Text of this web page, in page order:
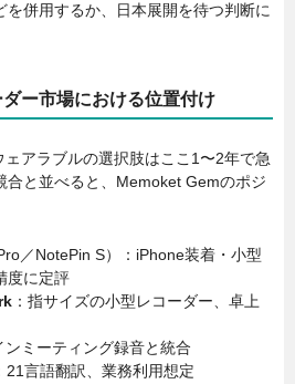
を併用するか、日本展開を待つ判断に
ー市場における位置付け
アラブルの選択肢はここ1〜2年で急
合と並べると、Memoket Gemのポジ
／NotePin S）：iPhone装着・小型
度に定評
：指サイズの小型レコーダー、卓上
ンミーティング録音と統合
21言語翻訳、業務利用想定